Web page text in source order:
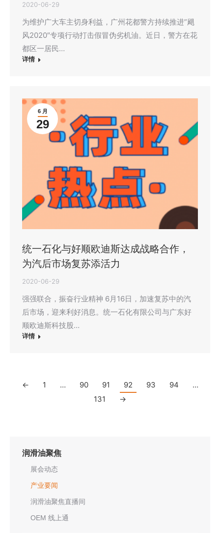
2020-06-29
为维护广大车主切身利益，广州花都警方持续推进”飓
风2020″专项行动打击假冒伪劣机油。近日，警方在花
都区一居民…
详情
6 月
29
统一石化与好顺欧迪斯达成战略合作，
为汽后市场复苏添活力
2020-06-29
强强联合，振奋行业精神 6月16日，加速复苏中的汽
后市场，迎来利好消息。统一石化有限公司与广东好
顺欧迪斯科技股…
详情
← 1 … 90 91 92 93 94
…
131
→
润滑油聚焦
展会动态
产业要闻
润滑油聚焦直播间
OEM 线上通